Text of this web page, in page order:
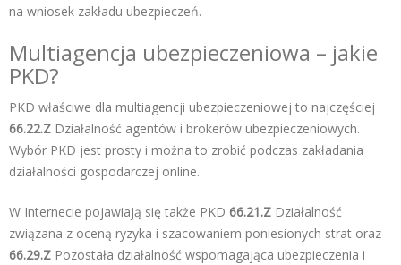
na wniosek zakładu ubezpieczeń.
Multiagencja ubezpieczeniowa – jakie
PKD?
PKD właściwe dla multiagencji ubezpieczeniowej to najczęściej
66.22.Z Działalność agentów i brokerów ubezpieczeniowych.
Wybór PKD jest prosty i można to zrobić podczas zakładania
działalności gospodarczej online.
W Internecie pojawiają się także PKD 66.21.Z Działalność
związana z oceną ryzyka i szacowaniem poniesionych strat oraz
66.29.Z Pozostała działalność wspomagająca ubezpieczenia i